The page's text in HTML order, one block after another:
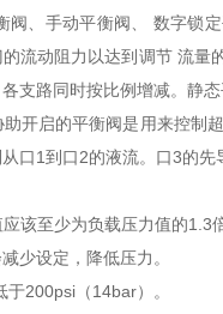
阀、手动平衡阀、 数字锁
流动阻力以达到调节 流
支路同时按比例增减。静
开启的平衡阀是用来控制
口1到口2的液流。口3的
该至少为负载压力值的1.3倍
少设定，降低压力。
200psi（14bar）。